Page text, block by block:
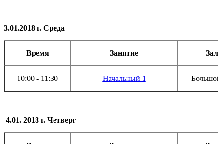
3.01.2018 г. Среда
Время Занятие Зал
10:00 - 11:30 Начальный 1
4.01. 2018 г. Четверг